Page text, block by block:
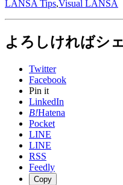
LANSA Tips,Visual LANSA
よろしければシ
Twitter
Facebook
Pin it
LinkedIn
B!Hatena
Pocket
LINE
LINE
RSS
Feedly
Copy